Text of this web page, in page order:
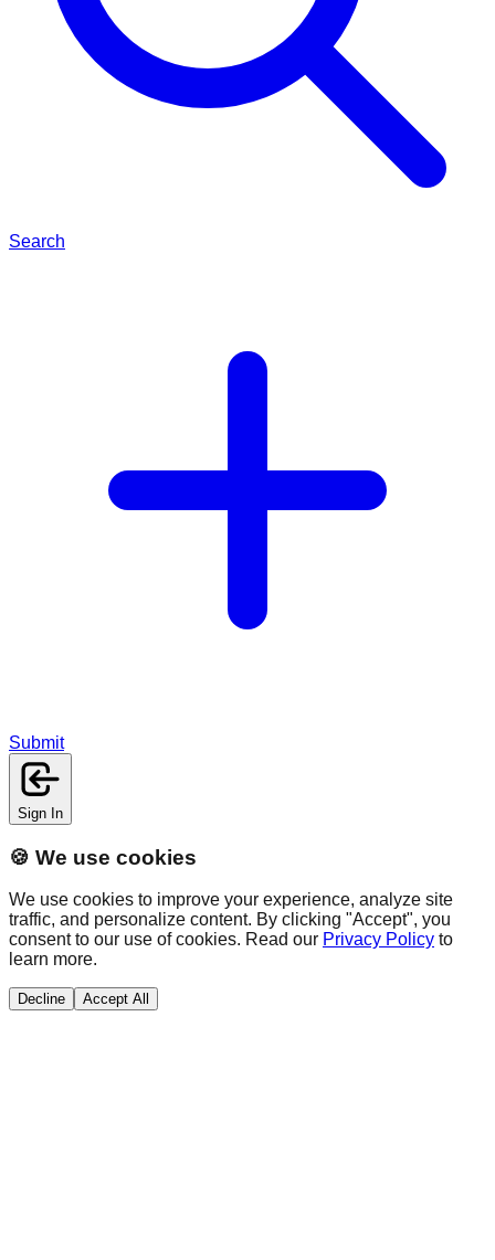
Search
Submit
Sign In
🍪 We use cookies
We use cookies to improve your experience, analyze site
traffic, and personalize content. By clicking "Accept", you
consent to our use of cookies. Read our Privacy Policy to
learn more.
Decline Accept All